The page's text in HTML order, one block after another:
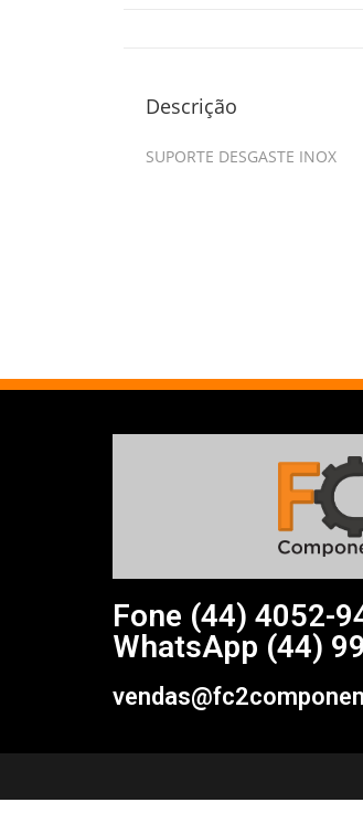
Descrição
SUPORTE DESGASTE INOX
Fone (44) 4052-
WhatsApp (44)